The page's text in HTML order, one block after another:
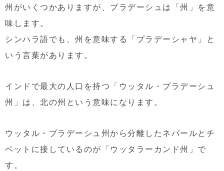
州がいくつかありますが、プラデーシュは「州」を意
味します。
シンハラ語でも、州を意味する「プラデーシャヤ」と
いう言葉があります。
インドで最大の人口を持つ「ウッタル・プラデーシュ
州」は、北の州という意味になります。
ウッタル・プラデーシュ州から分離したネパールとチ
ベットに接しているのが「ウッタラーカンド州」で
す。